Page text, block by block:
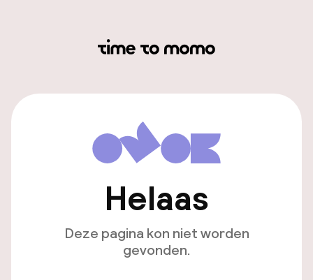
Helaas
Deze pagina kon niet worden
gevonden.